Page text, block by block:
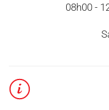
08h00 -